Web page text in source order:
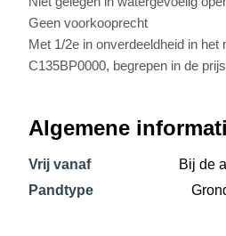
Geen voorkooprecht
Met 1/2e in onverdeeldheid in het
C135BP0000, begrepen in de
Algemene
Vrij vanaf
Bij de
Pandtype